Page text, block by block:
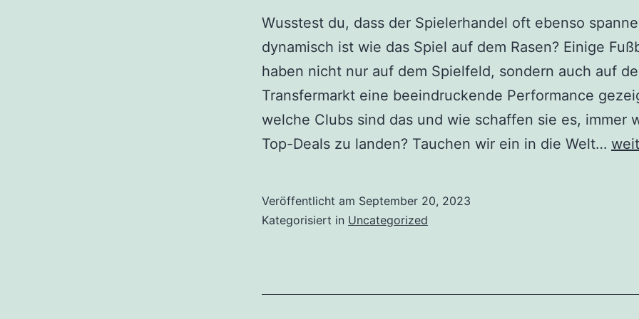
Wusstest du, dass der Spielerhandel oft ebenso
dynamisch ist wie das Spiel auf dem Rasen? Einige
haben nicht nur auf dem Spielfeld, sondern auch auf
Transfermarkt eine beeindruckende Performance
welche Clubs sind das und wie schaffen sie es, immer
Top-Deals zu landen? Tauchen wir ein in die Welt…
Veröffentlicht am September 20, 2023
Kategorisiert in Uncategorized